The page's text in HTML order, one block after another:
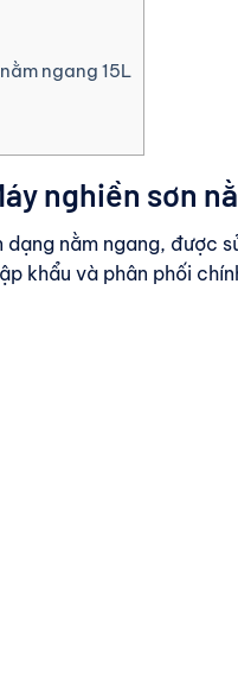
ngang 15L
nghiền sơn
dạng nằm ngang, được
khẩu và phân phối